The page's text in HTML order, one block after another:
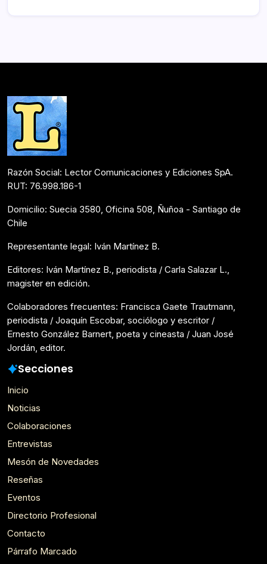
Razón Social: Lector Comunicaciones y Ediciones SpA.
RUT: 76.998.186-1
Domicilio: Suecia 3580, Oficina 508, Ñuñoa - Santiago de
Chile
Representante legal: Iván Martínez B.
Editores: Iván Martínez B., periodista / Carla Salazar L.,
magister en edición.
Colaboradores frecuentes: Francisca Gaete Trautmann,
periodista / Joaquín Escobar, sociólogo y escritor /
Ernesto González Barnert, poeta y cineasta / Juan José
Jordán, editor.
Secciones
Inicio
Noticias
Colaboraciones
Entrevistas
Mesón de Novedades
Reseñas
Eventos
Directorio Profesional
Contacto
Párrafo Marcado